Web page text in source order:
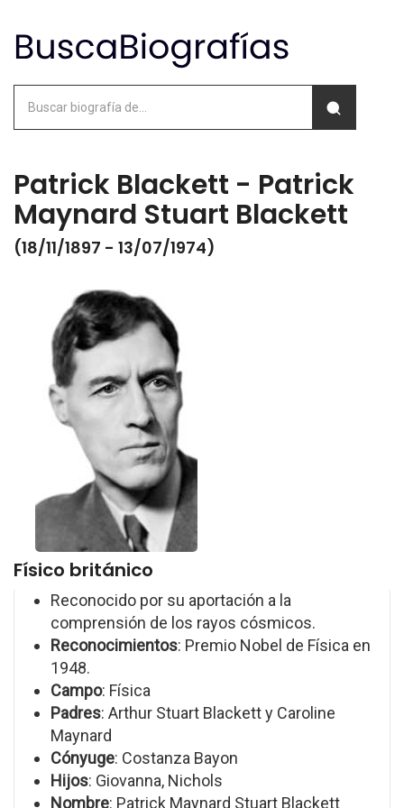
Patrick Blackett - Patrick
Maynard Stuart Blackett
(18/11/1897 - 13/07/1974)
Físico británico
Reconocido por su aportación a la
comprensión de los rayos cósmicos.
Reconocimientos: Premio Nobel de Física en
1948.
Campo: Física
Padres: Arthur Stuart Blackett y Caroline
Maynard
Cónyuge: Costanza Bayon
Hijos: Giovanna, Nichols
Nombre: Patrick Maynard Stuart Blackett